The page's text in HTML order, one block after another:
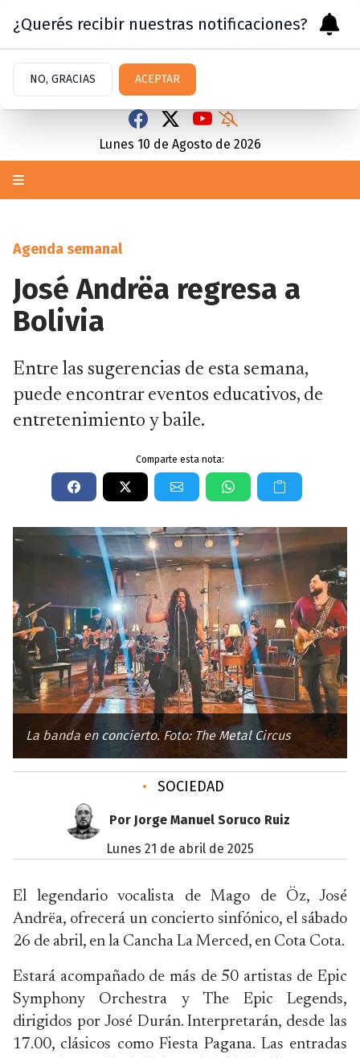
Lunes 10 de Agosto de 2026
Agenda semanal
José Andrëa regresa a
Bolivia
Entre las sugerencias de esta semana,
puede encontrar eventos educativos, de
entretenimiento y baile.
Comparte esta nota:
La banda en concierto. Foto: The Metal Circus
• SOCIEDAD
Por Jorge Manuel Soruco Ruiz
lunes 21 de abril de 2025
El legendario vocalista de Mago de Öz, José
Andrëa, ofrecerá un concierto sinfónico, el sábado
26 de abril, en la Cancha La Merced, en Cota Cota.
Estará acompañado de más de 50 artistas de Epic
Symphony Orchestra y The Epic Legends,
dirigidos por José Durán. Interpretarán, desde las
17.00, clásicos como Fiesta Pagana. Las entradas
¿Querés recibir nuestras notificaciones?
NO, GRACIAS ACEPTAR